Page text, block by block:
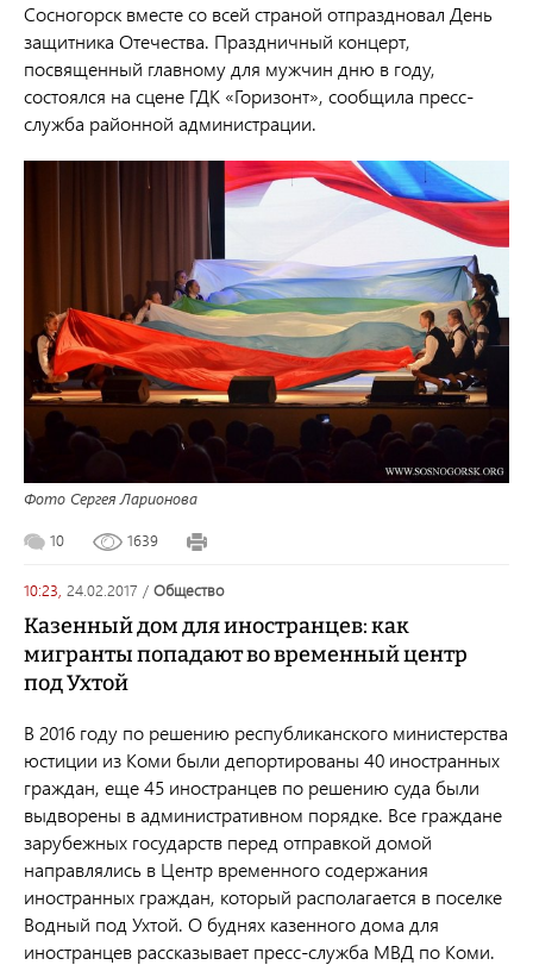
Сосногорск вместе со всей страной отпраздновал День
защитника Отечества. Праздничный концерт,
посвященный главному для мужчин дню в году,
состоялся на сцене ГДК «Горизонт», сообщила пресс-
служба районной администрации.
Фото Сергея Ларионова
10 1639
10:23, 24.02.2017 / общество
Казенный дом для иностранцев: как
мигранты попадают во временный центр
под Ухтой
В 2016 году по решению республиканского министерства
юстиции из Коми были депортированы 40 иностранных
граждан, еще 45 иностранцев по решению суда были
выдворены в административном порядке. Все граждане
зарубежных государств перед отправкой домой
направлялись в Центр временного содержания
иностранных граждан, который располагается в поселке
Водный под Ухтой. О буднях казенного дома для
иностранцев рассказывает пресс-служба МВД по Коми.